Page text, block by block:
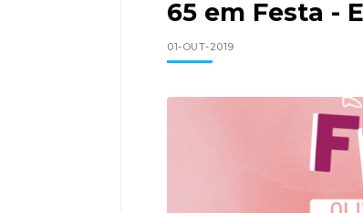
65 em Festa -
01-OUT-2019